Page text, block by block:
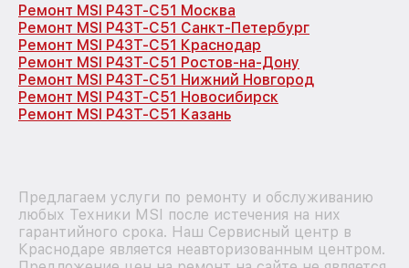
Ремонт MSI P43T-C51 Москва
Ремонт MSI P43T-C51 Санкт-Петербург
Ремонт MSI P43T-C51 Краснодар
Ремонт MSI P43T-C51 Ростов-на-Дону
Ремонт MSI P43T-C51 Нижний Новгород
Ремонт MSI P43T-C51 Новосибирск
Ремонт MSI P43T-C51 Казань
Предлагаем услуги по ремонту и обслуживанию
любых Техники MSI после истечения на них
гарантийного срока. Наш Сервисный центр в
Краснодаре является неавторизованным центром.